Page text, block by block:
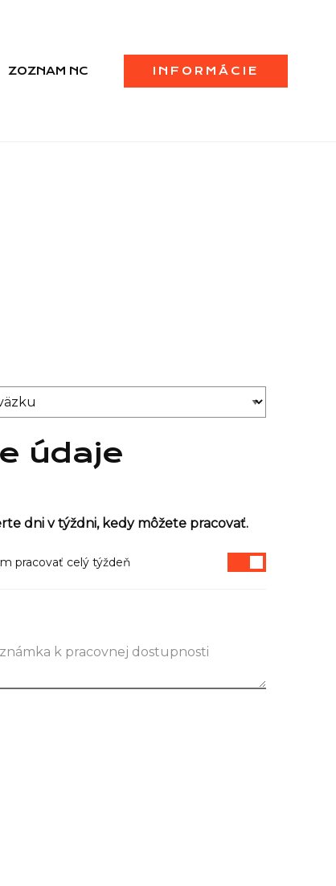
ZOZNAM NC INFORMÁCIE
údaje
dni v týždni, kedy môžete pracovať.
pracovať celý týždeň